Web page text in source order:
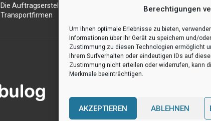
Berechtigungen
Um Ihnen optimale Erlebnisse zu bieten,
Informationen über Ihr Gerät zu speichern und/
Zustimmung zu diesen Technologien ermöglicht
Ihrem Surfverhalten oder eindeutigen IDs auf
Zustimmung nicht erteilen oder widerrufen, kann
Merkmale beeinträchtigen.
AKZEPTIEREN ABLEHNEN
Die Auftragserstellung für Umzugs- und/oder
Transportfirmen
Die